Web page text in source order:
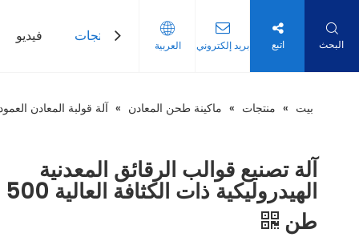
فيديو منتجات بيت
العربية بريد إلكتروني اتبع البحث
بيت » منتجات » ماكينة طحن المعادن » آلة قولبة المعادن
آلة تصنيع قوالب الرقائق المعدنية
الهيدروليكية ذات الكثافة العالية 500
طن